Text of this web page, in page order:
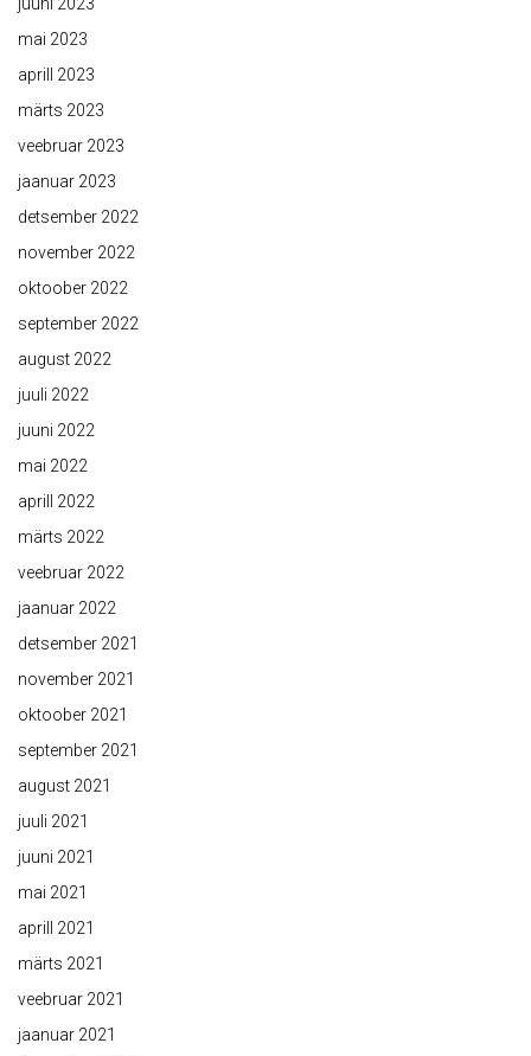
mai 2023
aprill 2023
märts 2023
veebruar 2023
jaanuar 2023
detsember 2022
november 2022
oktoober 2022
september 2022
august 2022
juuli 2022
juuni 2022
mai 2022
aprill 2022
märts 2022
veebruar 2022
jaanuar 2022
detsember 2021
november 2021
oktoober 2021
september 2021
august 2021
juuli 2021
juuni 2021
mai 2021
aprill 2021
märts 2021
veebruar 2021
jaanuar 2021